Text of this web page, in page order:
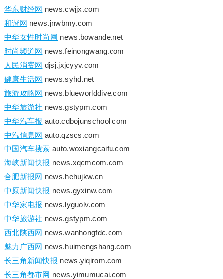
华东财经网 news.cwjjx.com
和谐网 news.jnwbmy.com
中华女性时尚网 news.bowande.net
时尚频道网 news.feinongwang.com
人民消费网 djsj.jxjcyyv.com
健康生活网 news.syhd.net
旅游攻略网 news.blueworlddive.com
中华旅游社 news.gstypm.com
中华汽车报 auto.cdbojunschool.com
中汽信息网 auto.qzscs.com
中国汽车搜索 auto.woxiangcaifu.com
海峡新闻快报 news.xqcmcom.com
合肥新报网 news.hehujkw.cn
中原新闻快报 news.gyxinw.com
中华家电报 news.lyguolv.com
中华旅游社 news.gstypm.com
西北陕西网 news.wanhongfdc.com
魅力广西网 news.huimengshang.com
长三角新闻快报 news.yiqirom.com
长三角都市网 news.yimumucai.com